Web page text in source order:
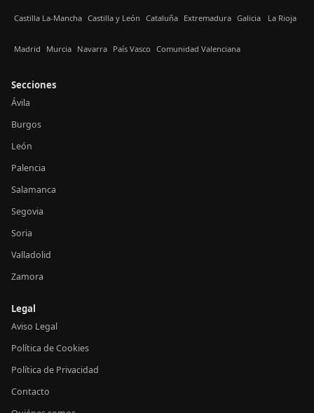
Castilla La-Mancha Castilla y León Cataluña Extremadura Galicia La Rioja
Madrid Murcia Navarra País Vasco Comunidad Valenciana
Secciones
Ávila
Burgos
León
Palencia
Salamanca
Segovia
Soria
Valladolid
Zamora
Legal
Aviso Legal
Política de Cookies
Política de Privacidad
Contacto